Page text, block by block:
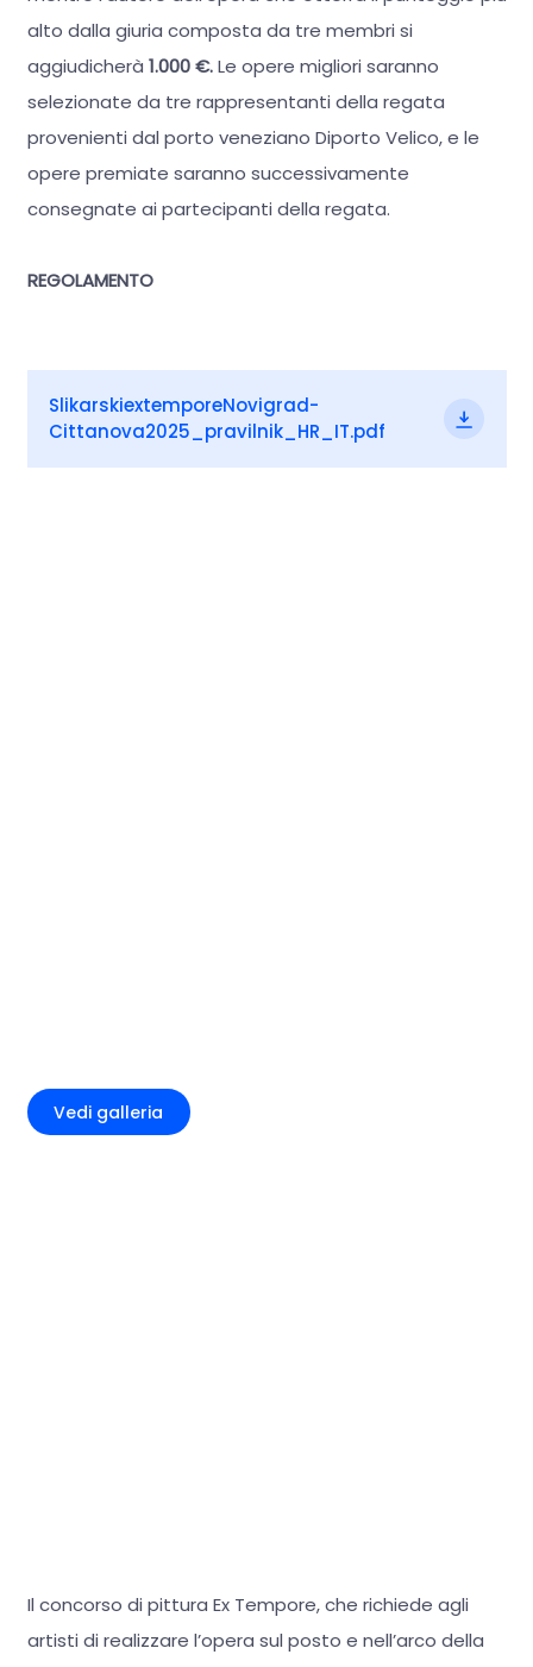
alto dalla giuria composta da tre membri si
aggiudicherà 1.000 €.Le opere migliori saranno
selezionate da tre rappresentanti della regata
provenienti dal porto veneziano Diporto Velico, e le
opere premiate saranno successivamente
consegnate ai partecipanti della regata.
REGOLAMENTO
SlikarskiextemporeNovigrad-
Cittanova2025_pravilnik_HR_IT.pdf
Vedi galleria
Il concorso di pittura Ex Tempore, che richiede agli
artisti di realizzare l’opera sul posto e nell’arco della